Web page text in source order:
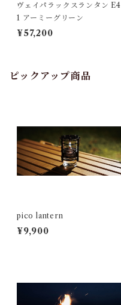
ヴェイパラックスランタン E4
1 アーミーグリーン
¥57,200
ピックアップ商品
pico lantern
¥9,900